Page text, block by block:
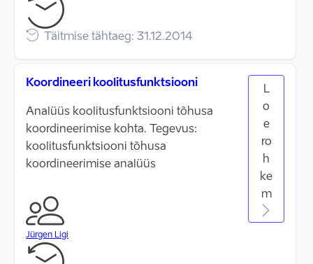
Täitmise tähtaeg: 31.12.2014
Koordineeri koolitusfunktsiooni
Analüüs koolitusfunktsiooni tõhusa
koordineerimise kohta. Tegevus:
koolitusfunktsiooni tõhusa
koordineerimise analüüs
Jürgen Ligi
L
o
e
ro
h
ke
m